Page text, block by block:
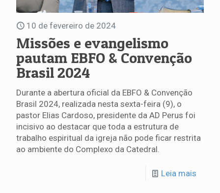
10 de fevereiro de 2024
Missões e evangelismo
pautam EBFO & Convenção
Brasil 2024
Durante a abertura oficial da EBFO & Convenção
Brasil 2024, realizada nesta sexta-feira (9), o
pastor Elias Cardoso, presidente da AD Perus foi
incisivo ao destacar que toda a estrutura de
trabalho espiritual da igreja não pode ficar restrita
ao ambiente do Complexo da Catedral.
Leia mais